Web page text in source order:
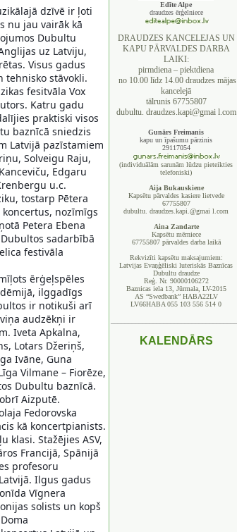
dzīvē ir ļoti
nu jau vairāk kā
Dubultu
uz Latviju,
Visus gadus
tehnisko stāvokli.
fesitvāla Vox
Katru gadu
praktiski visos
baznīcā sniedzis
Latvijā pazīstamiem
Solveigu Raju,
Edgaru
u.c.
tostarp Pētera
nozīmīgs
Petera Ebena
sadarbībā
festivāla
ērģeļspēles
ilggadīgs
ir notikuši arī
audzēkņi ir
Iveta Apkalna,
Lotars Džeriņš,
Ivāne, Guna
Vilmane – Fiorēze,
Dubultu baznīcā.
Aizputē.
Fedorovska
kā koncertpianists.
klasi. Stažējies ASV,
Francijā, Spānijā
profesoru
Ilgus gadus
Vīgnera
solists un kopš
Edīte Alpe
draudzes ērģelniece
DRAUDZES KANCELEJAS UN
KAPU PĀRVALDES DARBA
LAIKI:
pirmdiena – piektdiena
no 10.00 līdz 14.00 draudzes mājas
kancelejā
tālrunis 67755807
dubultu. draudzes.kapi@gmai l.com
Gunārs Freimanis
kapu un īpašumu pārzinis
29117054
(individuālām sarunām lūdzu pieteikties
telefoniski)
Aija Bukauskiene
Kapsētu pārvaldes kasiere lietvede
67755807
dubultu. draudzes.kapi.@gmai l.com
Aina Zandarte
Kapsētu mērniece
67755807 pārvaldes darba laikā
Rekvizīti kapsētu maksajumiem:
Latvijas Evaņģēliski luteriskās Baznīcas
Dubultu draudze
Reģ. Nr. 90000106272
Baznicas iela 13, Jūrmala, LV-2015
AS “Swedbank” HABA22LV
LV66HABA 055 103 556 514 0
KALENDĀRS